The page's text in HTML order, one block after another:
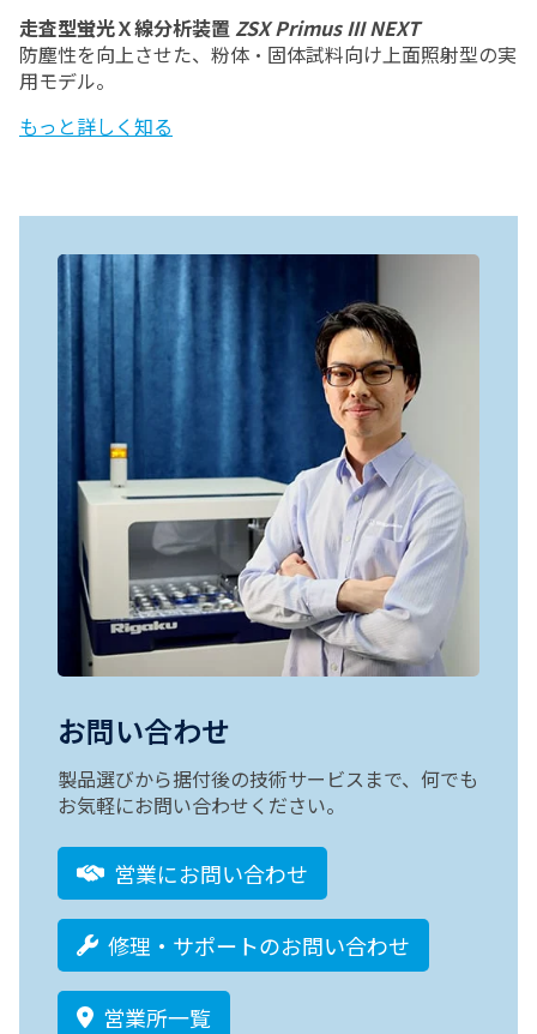
走査型蛍光Ｘ線分析装置 ZSX Primus III NEXT
防塵性を向上させた、粉体・固体試料向け上面照射型の実
用モデル。
もっと詳しく知る
お問い合わせ
製品選びから据付後の技術サービスまで、何でも
お気軽にお問い合わせください。
営業にお問い合わせ
修理・サポートのお問い合わせ
営業所一覧